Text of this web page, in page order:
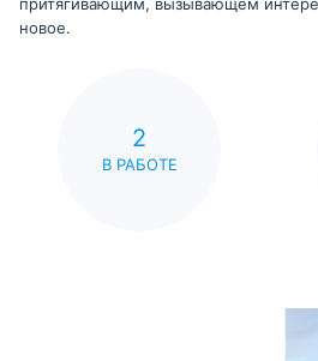
притягивающим, вызывающем
новое.
2
В РАБОТЕ